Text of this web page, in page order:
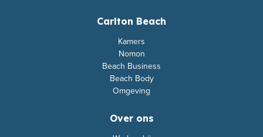
Carlton Beach
Kamers
Nomon
Beach Business
Beach Body
Omgeving
Over ons